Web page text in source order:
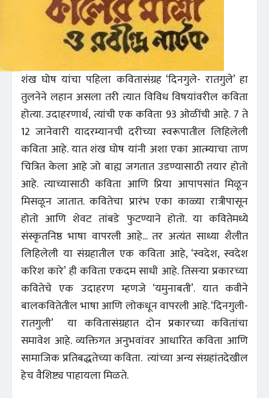
शंख घोष यांचा पहिला कवितासंग्रह ‘दिनगुले- रातगुले’ हा
तुलनेने लहान असला तरी त्यात विविध विषयांवरील कविता
होत्या. उदाहरणार्थ, त्यांची एक कविता 93 ओळींची आहे. 7 ते
12 जानेवारी यादरम्यानची दरीच्या स्वरूपातील लिहिलेली
कविता आहे. यात शंख घोष यांनी अशा एका आत्म्याचा ताण
चित्रित केला आहे जो बाह्य जगतात उडण्यासाठी तयार होतो
आहे. त्याच्यासाठी कविता आणि प्रिया आपापसांत मिळून
मिसळून जातात. कवितेचा प्रारंभ एका काळ्या रात्रीपासून
होतो आणि शेवट तांबडे फुटण्याने होतो. या कवितेमध्ये
संस्कृतनिष्ठ भाषा वापरली आहे... तर अत्यंत साध्या शैलीत
लिहिलेली या संग्रहातील एक कविता आहे, ‘स्वदेश, स्वदेश
करिश कारे’ ही कविता एकदम साधी आहे. तिसऱ्या प्रकारच्या
कवितेचे एक उदाहरण म्हणजे ‘यमुनाबती’. यात कवीने
बालकवितेतील भाषा आणि लोकधून वापरली आहे. ‘दिनगुली-
रातगुली’ या कवितासंग्रहात दोन प्रकारच्या कवितांचा
समावेश आहे. व्यक्तिगत अनुभवांवर आधारित कविता आणि
सामाजिक प्रतिबद्धतेच्या कविता. त्यांच्या अन्य संग्रहांतदेखील
हेच वैशिष्ट्य पाहायला मिळते.